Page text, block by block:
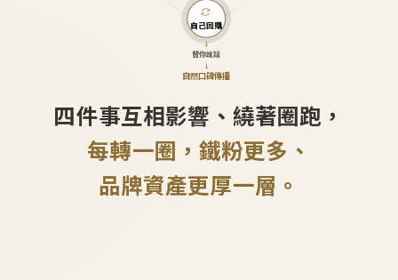
自己回購
↓
替你說話
↓
自然口碑傳播
四件事互相影響、繞著圈跑，
每轉一圈，鐵粉更多、
品牌資產更厚一層。